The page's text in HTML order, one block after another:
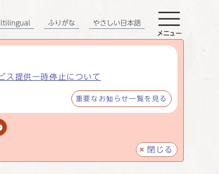
ス提供一時停止について
重要なお知らせ一覧を見る
閉じる
ふりがな やさしい日本語
メニュー